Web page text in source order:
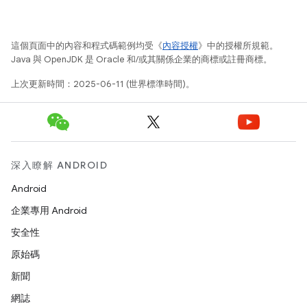
這個頁面中的內容和程式碼範例均受《內容授權》中的授權所規範。
Java 與 OpenJDK 是 Oracle 和/或其關係企業的商標或註冊商標。
上次更新時間：2025-06-11 (世界標準時間)。
深入瞭解 ANDROID
Android
企業專用 Android
安全性
原始碼
新聞
網誌